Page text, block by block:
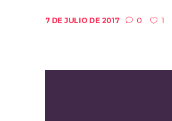
7 DE JULIO DE 2017 0 1